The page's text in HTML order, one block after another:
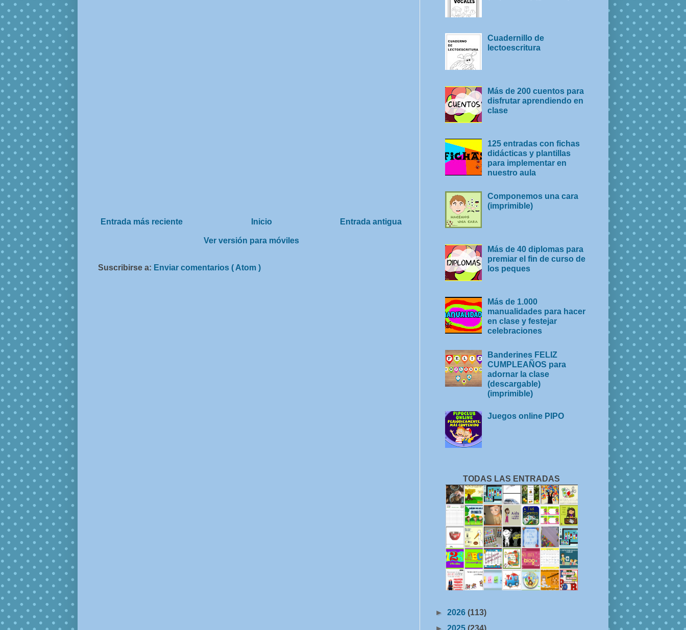
Entrada más reciente Entrada antigua
Inicio
Ver versión para móviles
Suscribirse a: Enviar comentarios ( Atom )
Cuadernillo de
lectoescritura
Más de 200 cuentos para
disfrutar aprendiendo en
clase
125 entradas con fichas
didácticas y plantillas
para implementar en
nuestro aula
Componemos una cara
(imprimible)
Más de 40 diplomas para
premiar el fin de curso de
los peques
Más de 1.000
manualidades para hacer
en clase y festejar
celebraciones
Banderines FELIZ
CUMPLEAÑOS para
adornar la clase
(descargable)
(imprimible)
Juegos online PIPO
TODAS LAS ENTRADAS
► 2026 (113)